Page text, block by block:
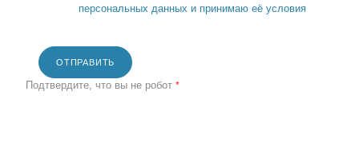
персональных данных и принимаю её условия
ОТПРАВИТЬ
Подтвердите, что вы не робот *